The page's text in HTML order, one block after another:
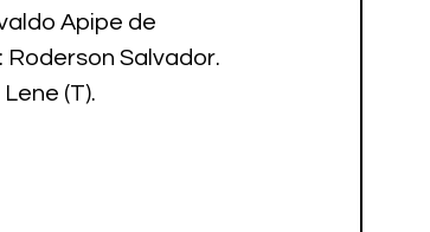
Apipe de
Roderson Salvador.
(T).